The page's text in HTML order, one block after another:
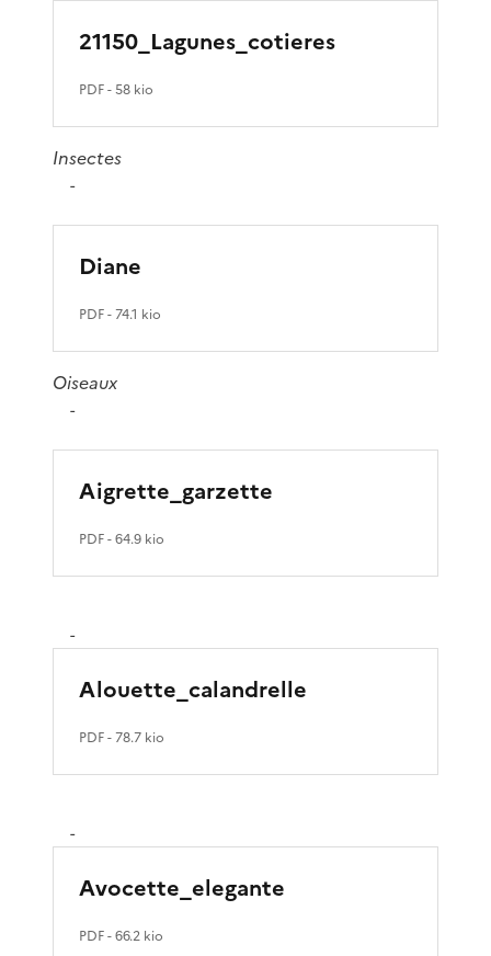
21150_Lagunes_cotieres
PDF- 58 kio
Insectes
-
Diane
PDF- 74.1 kio
Oiseaux
-
Aigrette_garzette
PDF- 64.9 kio
-
Alouette_calandrelle
PDF- 78.7 kio
-
Avocette_elegante
PDF- 66.2 kio